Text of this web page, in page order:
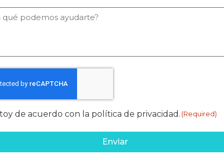
de acuerdo con la política de privacidad. (Required)